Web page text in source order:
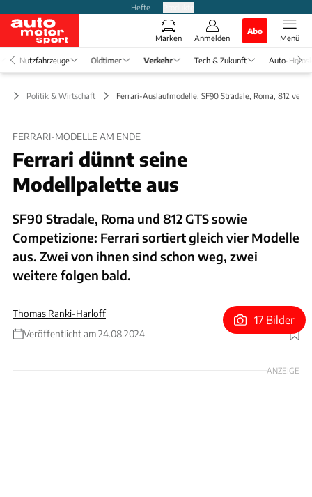
Hefte
Marken Anmelden
Abo
Menü
Nutzfahrzeuge Oldtimer Verkehr Tech & Zukunft Auto-
Politik & Wirtschaft Ferrari-Auslaufmodelle: SF90 Stradale, Roma, 812
FERRARI-MODELLE AM ENDE
Ferrari dünnt seine
Modellpalette aus
SF90 Stradale, Roma und 812 GTS sowie
Competizione: Ferrari sortiert gleich vier Modelle
aus. Zwei von ihnen sind schon weg, zwei
weitere folgen bald.
Thomas Ranki-Harloff
Veröffentlicht am 24.08.2024
Foto: Rossen Gargolov
17 Bilder
ANZEIGE